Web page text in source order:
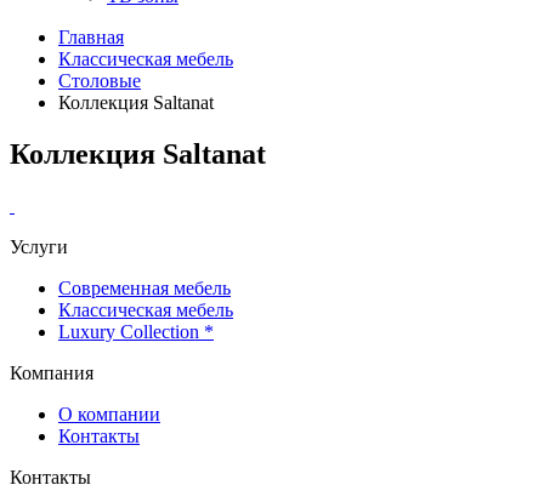
Главная
Классическая мебель
Столовые
Коллекция Saltanat
Коллекция Saltanat
Услуги
Современная мебель
Классическая мебель
Luxury Collection *
Компания
О компании
Контакты
Контакты